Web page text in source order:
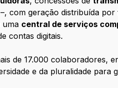
com geração distribuída por
uma central de serviços
contas digitais.
de 17.000 colaboradores,
e da pluralidade